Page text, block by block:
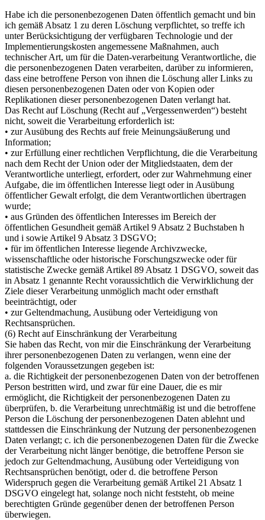
Habe ich die personenbezogenen Daten öffentlich gemacht und bin
ich gemäß Absatz 1 zu deren Löschung verpflichtet, so treffe ich
unter Berücksichtigung der verfügbaren Technologie und der
Implementierungskosten angemessene Maßnahmen, auch
technischer Art, um für die Daten-verarbeitung Verantwortliche, die
die personenbezogenen Daten verarbeiten, darüber zu informieren,
dass eine betroffene Person von ihnen die Löschung aller Links zu
diesen personenbezogenen Daten oder von Kopien oder
Replikationen dieser personenbezogenen Daten verlangt hat.
Das Recht auf Löschung (Recht auf „Vergessenwerden“) besteht
nicht, soweit die Verarbeitung erforderlich ist:
• zur Ausübung des Rechts auf freie Meinungsäußerung und
Information;
• zur Erfüllung einer rechtlichen Verpflichtung, die die Verarbeitung
nach dem Recht der Union oder der Mitgliedstaaten, dem der
Verantwortliche unterliegt, erfordert, oder zur Wahrnehmung einer
Aufgabe, die im öffentlichen Interesse liegt oder in Ausübung
öffentlicher Gewalt erfolgt, die dem Verantwortlichen übertragen
wurde;
• aus Gründen des öffentlichen Interesses im Bereich der
öffentlichen Gesundheit gemäß Artikel 9 Absatz 2 Buchstaben h
und i sowie Artikel 9 Absatz 3 DSGVO;
• für im öffentlichen Interesse liegende Archivzwecke,
wissenschaftliche oder historische Forschungszwecke oder für
statistische Zwecke gemäß Artikel 89 Absatz 1 DSGVO, soweit das
in Absatz 1 genannte Recht voraussichtlich die Verwirklichung der
Ziele dieser Verarbeitung unmöglich macht oder ernsthaft
beeinträchtigt, oder
• zur Geltendmachung, Ausübung oder Verteidigung von
Rechtsansprüchen.
(6) Recht auf Einschränkung der Verarbeitung
Sie haben das Recht, von mir die Einschränkung der Verarbeitung
ihrer personenbezogenen Daten zu verlangen, wenn eine der
folgenden Voraussetzungen gegeben ist:
a. die Richtigkeit der personenbezogenen Daten von der betroffenen
Person bestritten wird, und zwar für eine Dauer, die es mir
ermöglicht, die Richtigkeit der personenbezogenen Daten zu
überprüfen, b. die Verarbeitung unrechtmäßig ist und die betroffene
Person die Löschung der personenbezogenen Daten ablehnt und
stattdessen die Einschränkung der Nutzung der personenbezogenen
Daten verlangt; c. ich die personenbezogenen Daten für die Zwecke
der Verarbeitung nicht länger benötige, die betroffene Person sie
jedoch zur Geltendmachung, Ausübung oder Verteidigung von
Rechtsansprüchen benötigt, oder d. die betroffene Person
Widerspruch gegen die Verarbeitung gemäß Artikel 21 Absatz 1
DSGVO eingelegt hat, solange noch nicht feststeht, ob meine
berechtigten Gründe gegenüber denen der betroffenen Person
überwiegen.